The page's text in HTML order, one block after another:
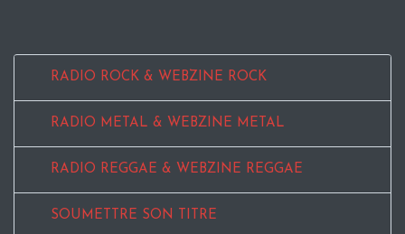
RADIO ROCK & WEBZINE ROCK
RADIO METAL & WEBZINE METAL
RADIO REGGAE & WEBZINE REGGAE
SOUMETTRE SON TITRE